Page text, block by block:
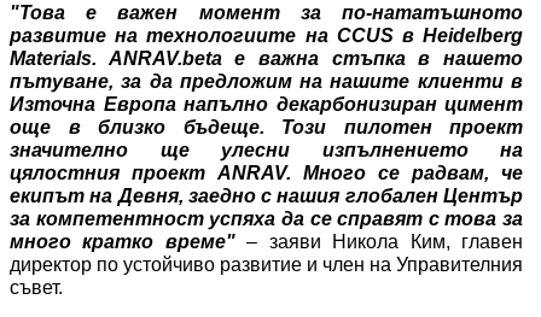
"Това е важен момент за по-нататъшното
развитие на технологиите на CCUS в Heidelberg
Materials. ANRAV.beta е важна стъпка в нашето
пътуване, за да предложим на нашите клиенти в
Източна Европа напълно декарбонизиран цимент
още в близко бъдеще. Този пилотен проект
значително ще улесни изпълнението на
цялостния проект ANRAV. Много се радвам, че
екипът на Девня, заедно с нашия глобален Център
за компетентност успяха да се справят с това за
много кратко време" – заяви Никола Ким, главен
директор по устойчиво развитие и член на Управителния
съвет.